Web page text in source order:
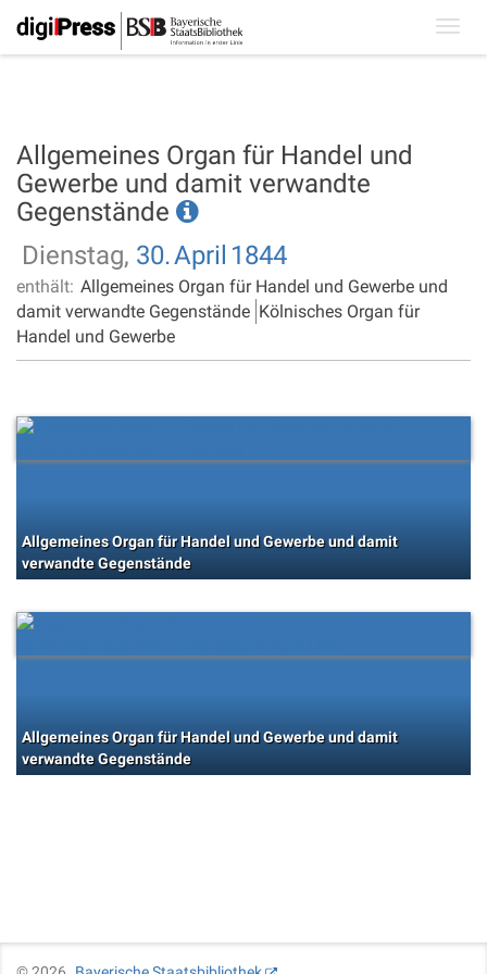
Allgemeines Organ für Handel und
Gewerbe und damit verwandte
Gegenstände
Dienstag, 30.April 1844
enthält: Allgemeines Organ für Handel und Gewerbe und
damit verwandte Gegenstände Kölnisches Organ für
Handel und Gewerbe
Allgemeines Organ für Handel und Gewerbe und damit
verwandte Gegenstände
Allgemeines Organ für Handel und Gewerbe und damit
verwandte Gegenstände